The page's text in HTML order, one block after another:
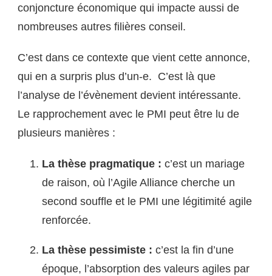
conjoncture économique qui impacte aussi de
nombreuses autres filières conseil.
C’est dans ce contexte que vient cette annonce,
qui en a surpris plus d’un-e. C’est là que
l’analyse de l’évènement devient intéressante.
Le rapprochement avec le PMI peut être lu de
plusieurs manières :
La thèse pragmatique : c’est un mariage
de raison, où l’Agile Alliance cherche un
second souffle et le PMI une légitimité agile
renforcée.
La thèse pessimiste : c’est la fin d’une
époque, l’absorption des valeurs agiles par